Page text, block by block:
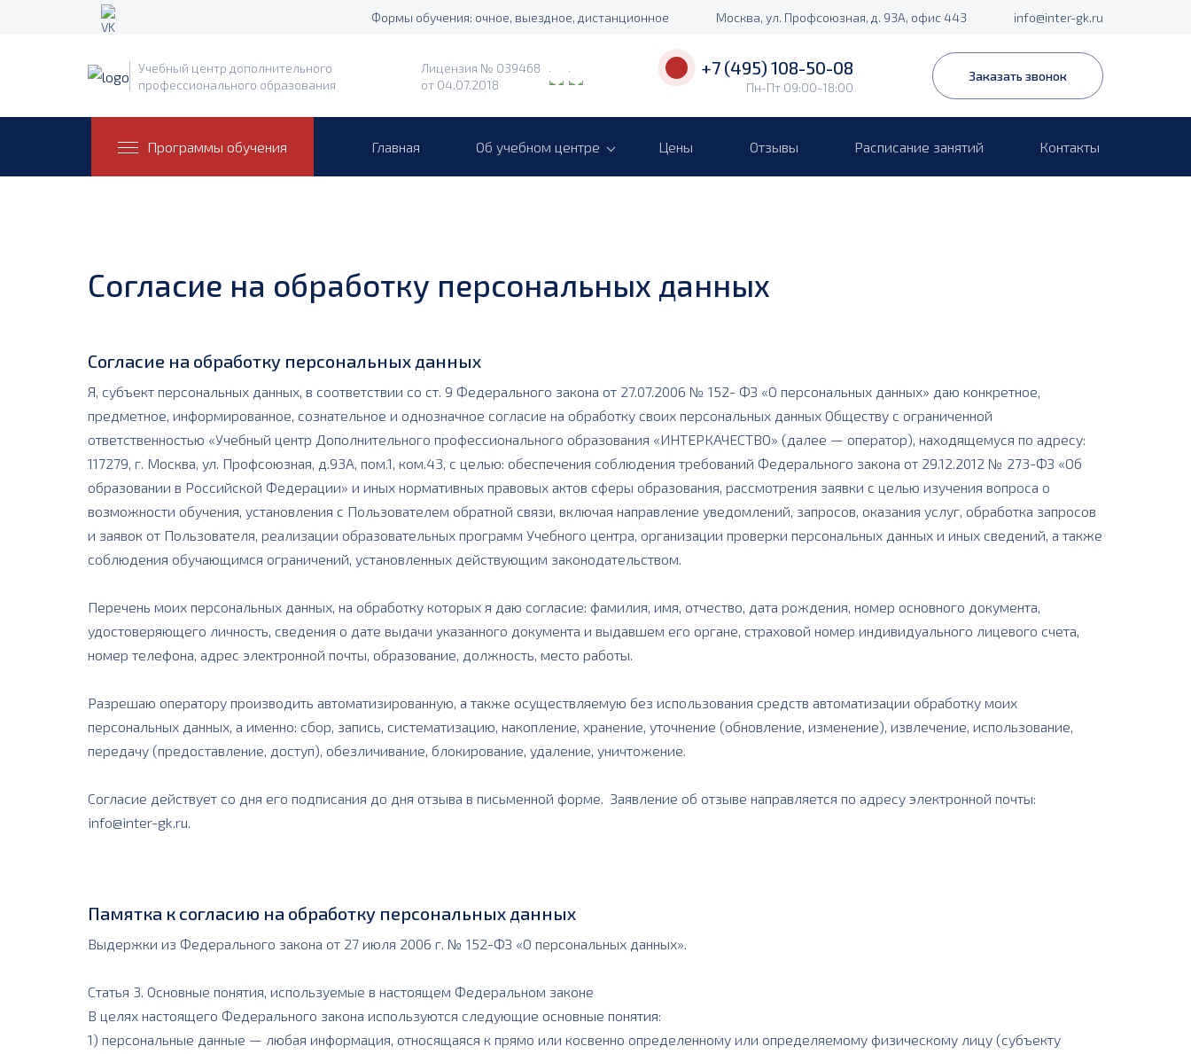
Формы обучения: очное, выездное, дистанционное Москва, ул. Профсоюзная, д. 93А, офис 443 info@inter-gk.ru
Учебный центр дополнительного
профессионального образования
Лицензия № 039468
от 04.07.2018
+7 (495) 108-50-08
Пн-Пт 09:00-18:00
Заказать звонок
Программы обучения Главная Об учебном центре Цены Отзывы Расписание занятий Контакты
Согласие на обработку персональных данных
Согласие на обработку персональных данных
Я, субъект персональных данных, в соответствии со ст. 9 Федерального закона от 27.07.2006 № 152- ФЗ «О персональных данных» даю конкретное,
предметное, информированное, сознательное и однозначное согласие на обработку своих персональных данных Обществу с ограниченной
ответственностью «Учебный центр Дополнительного профессионального образования «ИНТЕРКАЧЕСТВО» (далее — оператор), находящемуся по адресу:
117279, г. Москва, ул. Профсоюзная, д.93А, пом.1, ком.43, с целью: обеспечения соблюдения требований Федерального закона от 29.12.2012 № 273-ФЗ «Об
образовании в Российской Федерации» и иных нормативных правовых актов сферы образования, рассмотрения заявки с целью изучения вопроса о
возможности обучения, установления с Пользователем обратной связи, включая направление уведомлений, запросов, оказания услуг, обработка запросов
и заявок от Пользователя, реализации образовательных программ Учебного центра, организации проверки персональных данных и иных сведений, а также
соблюдения обучающимся ограничений, установленных действующим законодательством.
Перечень моих персональных данных, на обработку которых я даю согласие: фамилия, имя, отчество, дата рождения, номер основного документа,
удостоверяющего личность, сведения о дате выдачи указанного документа и выдавшем его органе, страховой номер индивидуального лицевого счета,
номер телефона, адрес электронной почты, образование, должность, место работы.
Разрешаю оператору производить автоматизированную, а также осуществляемую без использования средств автоматизации обработку моих
персональных данных, а именно: сбор, запись, систематизацию, накопление, хранение, уточнение (обновление, изменение), извлечение, использование,
передачу (предоставление, доступ), обезличивание, блокирование, удаление, уничтожение.
Согласие действует со дня его подписания до дня отзыва в письменной форме. Заявление об отзыве направляется по адресу электронной почты:
info@inter-gk.ru.
Памятка к согласию на обработку персональных данных
Выдержки из Федерального закона от 27 июля 2006 г. № 152-ФЗ «О персональных данных».
Статья 3. Основные понятия, используемые в настоящем Федеральном законе
В целях настоящего Федерального закона используются следующие основные понятия:
1) персональные данные — любая информация, относящаяся к прямо или косвенно определенному или определяемому физическому лицу (субъекту